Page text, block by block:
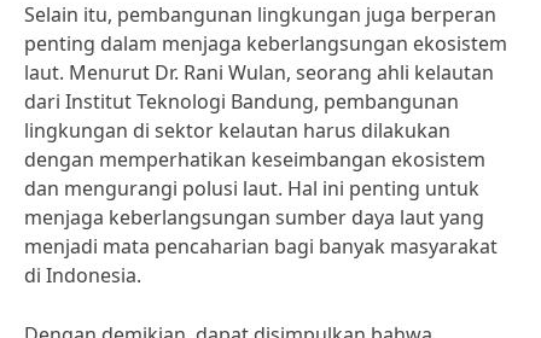
Selain itu, pembangunan lingkungan juga berperan
penting dalam menjaga keberlangsungan ekosistem
laut. Menurut Dr. Rani Wulan, seorang ahli kelautan
dari Institut Teknologi Bandung, pembangunan
lingkungan di sektor kelautan harus dilakukan
dengan memperhatikan keseimbangan ekosistem
dan mengurangi polusi laut. Hal ini penting untuk
menjaga keberlangsungan sumber daya laut yang
menjadi mata pencaharian bagi banyak masyarakat
di Indonesia.